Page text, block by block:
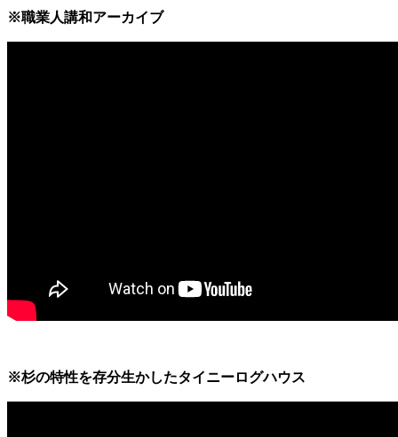
※職業人講和アーカイブ
※杉の特性を存分生かしたタイニーログハウス